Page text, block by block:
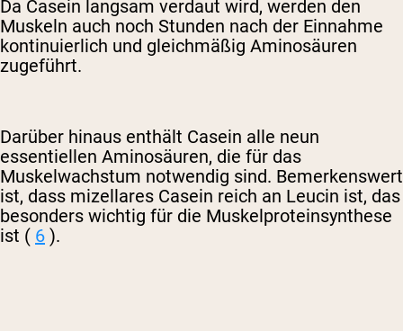
Da Casein langsam verdaut wird, werden den
Muskeln auch noch Stunden nach der Einnahme
kontinuierlich und gleichmäßig Aminosäuren
zugeführt.
Darüber hinaus enthält Casein alle neun
essentiellen Aminosäuren, die für das
Muskelwachstum notwendig sind. Bemerkenswert
ist, dass mizellares Casein reich an Leucin ist, das
besonders wichtig für die Muskelproteinsynthese
ist ( 6 ).